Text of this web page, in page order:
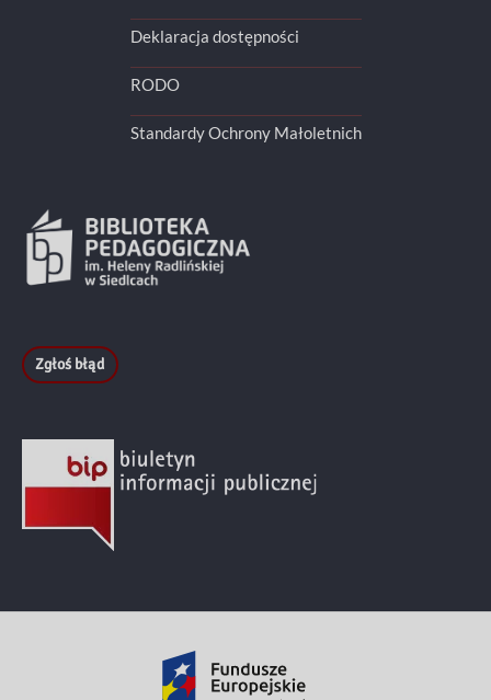
Deklaracja dostępności
RODO
Standardy Ochrony Małoletnich
Zgłoś błąd